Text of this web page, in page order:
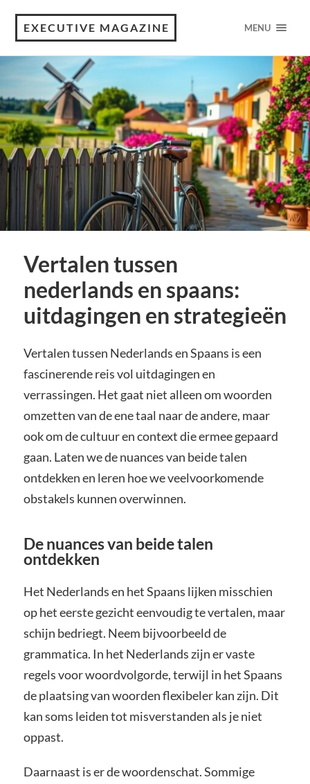
EXECUTIVE MAGAZINE MENU
Vertalen tussen
nederlands en spaans:
uitdagingen en strategieën
Vertalen tussen Nederlands en Spaans is een
fascinerende reis vol uitdagingen en
verrassingen. Het gaat niet alleen om woorden
omzetten van de ene taal naar de andere, maar
ook om de cultuur en context die ermee gepaard
gaan. Laten we de nuances van beide talen
ontdekken en leren hoe we veelvoorkomende
obstakels kunnen overwinnen.
De nuances van beide talen
ontdekken
Het Nederlands en het Spaans lijken misschien
op het eerste gezicht eenvoudig te vertalen, maar
schijn bedriegt. Neem bijvoorbeeld de
grammatica. In het Nederlands zijn er vaste
regels voor woordvolgorde, terwijl in het Spaans
de plaatsing van woorden flexibeler kan zijn. Dit
kan soms leiden tot misverstanden als je niet
oppast.
Daarnaast is er de woordenschat. Sommige